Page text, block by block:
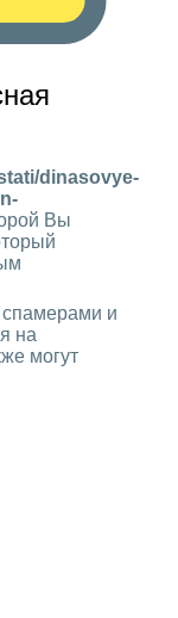
dinasovye-
Вы
спамерами и
на
могут